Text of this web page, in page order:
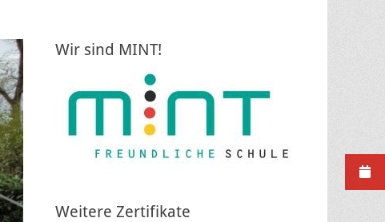
Wir sind MINT!
Weitere Zertifikate